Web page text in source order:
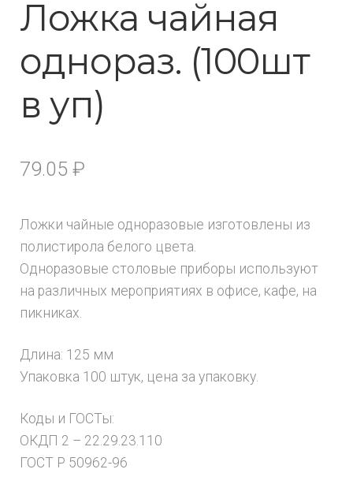
Ложка чайная
однораз. (100шт
в уп)
79.05 ₽
Ложки чайные одноразовые изготовлены из
полистирола белого цвета.
Одноразовые столовые приборы используют
на различных мероприятиях в офисе, кафе, на
пикниках.
Длина: 125 мм
Упаковка 100 штук, цена за упаковку.
Коды и ГОСТы:
ОКДП 2 – 22.29.23.110
ГОСТ Р 50962-96